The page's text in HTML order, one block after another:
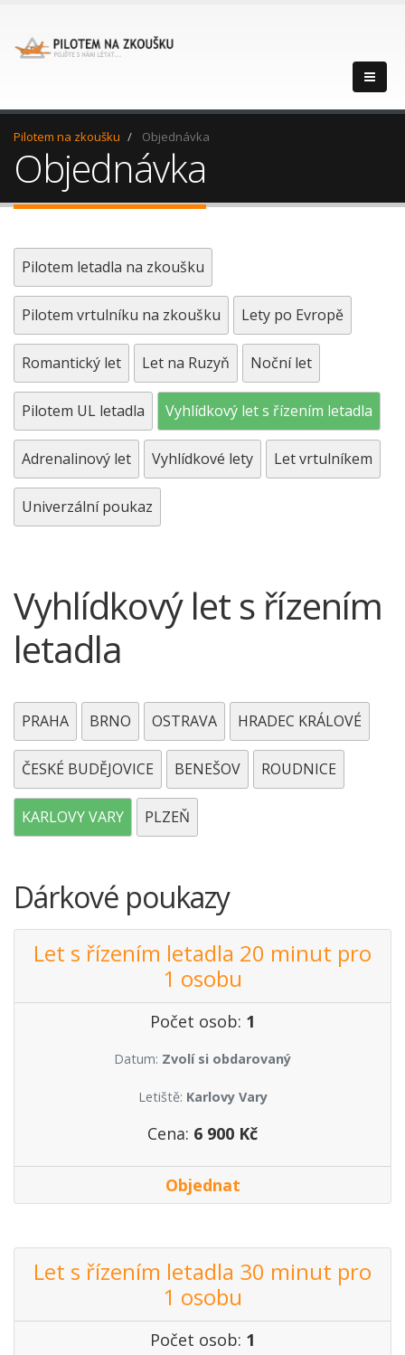
Pilotem na zkoušku Objednávka
Objednávka
Pilotem letadla na zkoušku
Pilotem vrtulníku na zkoušku Lety po Evropě
Romantický let Let na Ruzyň Noční let
Pilotem UL letadla Vyhlídkový let s řízením letadla
Adrenalinový let Vyhlídkové lety Let vrtulníkem
Univerzální poukaz
Vyhlídkový let s řízením
letadla
PRAHA BRNO OSTRAVA HRADEC KRÁLOVÉ
ČESKÉ BUDĚJOVICE BENEŠOV ROUDNICE
KARLOVY VARY PLZEŇ
Dárkové poukazy
Let s řízením letadla 20 minut pro
1 osobu
Počet osob: 1
Datum: Zvolí si obdarovaný
Letiště: Karlovy Vary
Cena: 6 900 Kč
Objednat
Let s řízením letadla 30 minut pro
1 osobu
Počet osob: 1